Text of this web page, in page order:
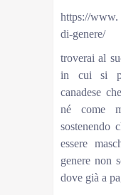
https://
di-genere/
troverai al
in cui si
canadese
né come
sostenendo
essere
genere non
dove già a